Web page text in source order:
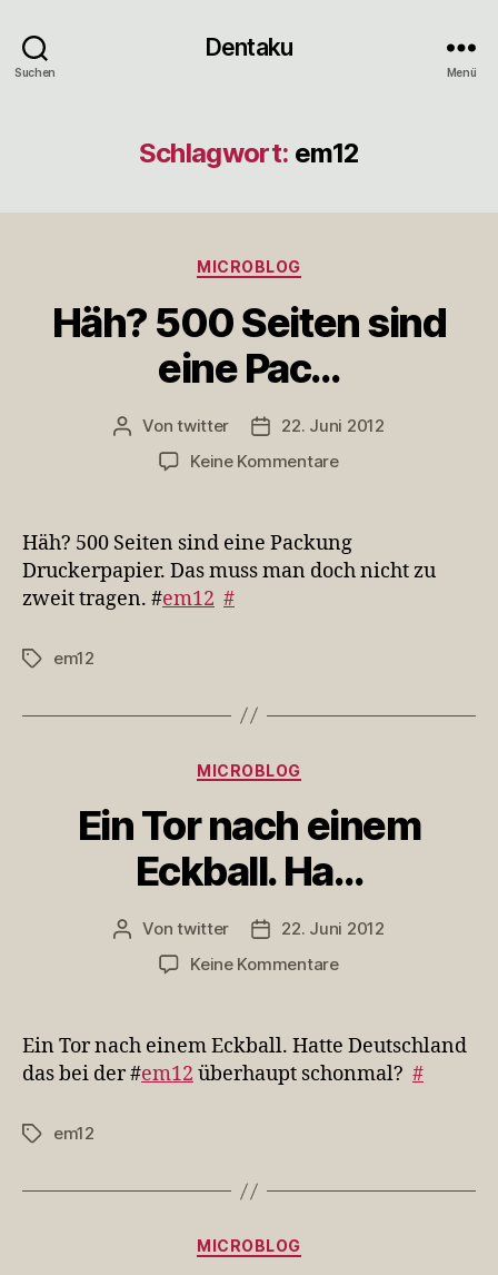
Suchen
Dentaku
Menü
Schlagwort: em12
Kategorien
MICROBLOG
Häh? 500 Seiten sind
eine Pac…
Beitragsautor
Vontwitter Veröffentlichungsdatum
22. Juni 2012
Keine Kommentarezu
sind
eine
Häh? 500 Seiten sind eine Packung
Druckerpapier. Das muss man doch nicht zu
zweit tragen. #em12 #
Schlagwörter
em12
Kategorien
MICROBLOG
Ein Tor nach einem
Eckball. Ha…
Beitragsautor
Vontwitter Veröffentlichungsdatum
22. Juni 2012
Keine Kommentarezu
nach
Eckball.
Ein Tor nach einem Eckball. Hatte Deutschland
das bei der #em12 überhaupt schonmal? #
Schlagwörter
em12
Kategorien
MICROBLOG